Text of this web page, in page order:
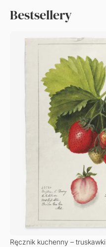
Bestsellery
Ręcznik kuchenny – truskawki